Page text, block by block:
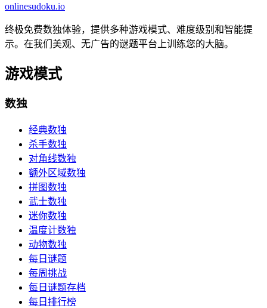
onlinesudoku.io
终极免费数独体验，提供多种游戏模式、难度级别和智能提
示。在我们美观、无广告的谜题平台上训练您的大脑。
游戏模式
数独
经典数独
杀手数独
对角线数独
额外区域数独
拼图数独
武士数独
迷你数独
温度计数独
动物数独
每日谜题
每周挑战
每日谜题存档
每日排行榜